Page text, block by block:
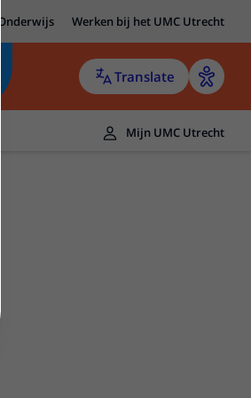
Onderwijs Werken bij het UMC Utrecht
Translate
Mijn UMC Utrecht